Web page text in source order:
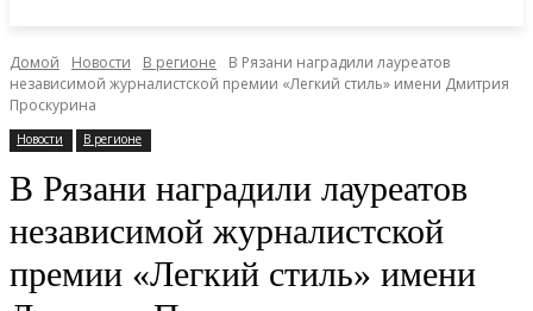
Домой Новости В регионе
В Рязани наградили лауреатов
независимой журналистской премии «Легкий стиль» имени Дмитрия
Проскурина
Новости В регионе
В Рязани наградили лауреатов
независимой журналистской
премии «Легкий стиль» имени